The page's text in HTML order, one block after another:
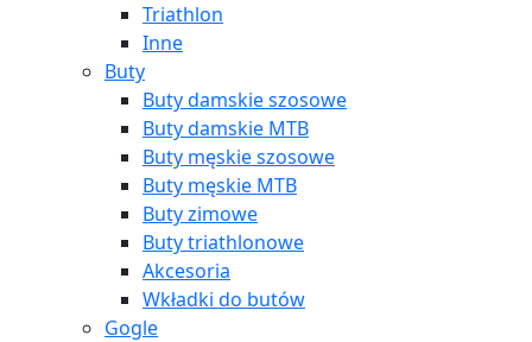
Triathlon
Inne
Buty
Buty damskie szosowe
Buty damskie MTB
Buty męskie szosowe
Buty męskie MTB
Buty zimowe
Buty triathlonowe
Akcesoria
Wkładki do butów
Gogle